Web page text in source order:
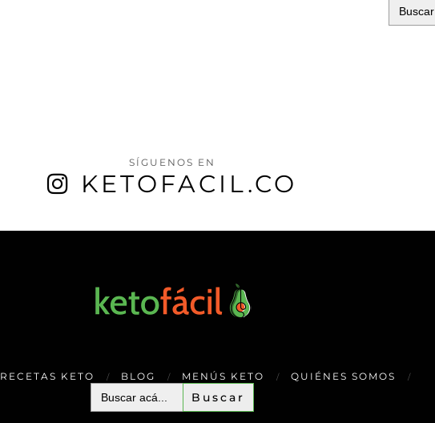
SÍGUENOS EN
KETOFACIL.CO
RECETAS KETO BLOG MENÚS KETO QUIÉNES SOMOS
Buscar: